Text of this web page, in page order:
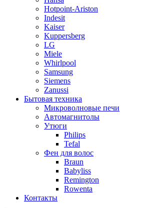
Hotpoint-Ariston
Indesit
Kaiser
Kuppersberg
LG
Miele
Whirlpool
Samsung
Siemens
Zanussi
Бытовая техника
Микроволновые печи
Автомагнитолы
Утюги
Philips
Tefal
Фен для волос
Braun
Babyliss
Remington
Rowenta
Контакты